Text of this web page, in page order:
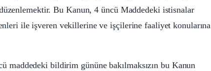
Bu Kanun, 4 üncü Maddedeki istisnalar
ile işveren vekillerine ve işçilerine faaliyet konularına
bildirim gününe bakılmaksızın bu Kanun